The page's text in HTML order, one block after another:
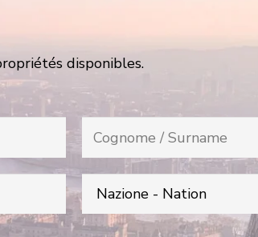
disponibles.